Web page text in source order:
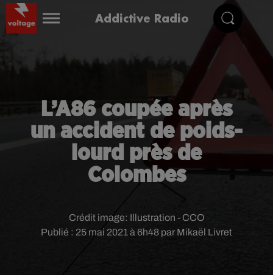
Addictive Radio
L’A86 coupée après
un accident de poids-
lourd près de
Colombes
Publié : 25 mai 2021 à 6h48 par Mikaël Livret
Crédit image: Illustration - CCO